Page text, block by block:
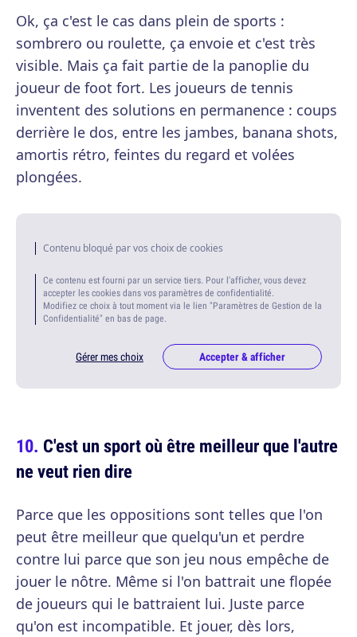
Ok, ça c'est le cas dans plein de sports :
sombrero ou roulette, ça envoie et c'est très
visible. Mais ça fait partie de la panoplie du
joueur de foot fort. Les joueurs de tennis
inventent des solutions en permanence : coups
derrière le dos, entre les jambes, banana shots,
amortis rétro, feintes du regard et volées
plongées.
Contenu bloqué par vos choix de cookies
Ce contenu est fourni par un service tiers. Pour l'afficher, vous devez
accepter les cookies dans vos paramètres de confidentialité.
Modifiez ce choix à tout moment via le lien "Paramètres de Gestion de la
Confidentialité" en bas de page.
Gérer mes choix Accepter & afficher
C'est un sport où être meilleur que l'autre
ne veut rien dire
Parce que les oppositions sont telles que l'on
peut être meilleur que quelqu'un et perdre
contre lui parce que son jeu nous empêche de
jouer le nôtre. Même si l'on battrait une flopée
de joueurs qui le battraient lui. Juste parce
qu'on est incompatible. Et jouer, dès lors,